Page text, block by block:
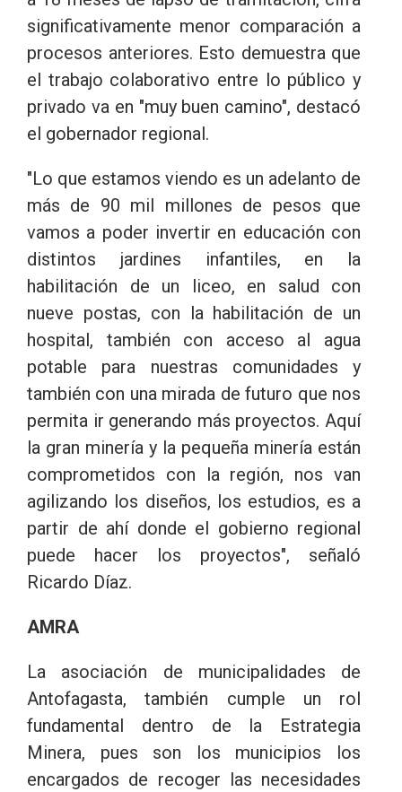
significativamente menor comparación a
procesos anteriores. Esto demuestra que
el trabajo colaborativo entre lo público y
privado va en "muy buen camino", destacó
el gobernador regional.
"Lo que estamos viendo es un adelanto de
más de 90 mil millones de pesos que
vamos a poder invertir en educación con
distintos jardines infantiles, en la
habilitación de un liceo, en salud con
nueve postas, con la habilitación de un
hospital, también con acceso al agua
potable para nuestras comunidades y
también con una mirada de futuro que nos
permita ir generando más proyectos. Aquí
la gran minería y la pequeña minería están
comprometidos con la región, nos van
agilizando los diseños, los estudios, es a
partir de ahí donde el gobierno regional
puede hacer los proyectos", señaló
Ricardo Díaz.
AMRA
La asociación de municipalidades de
Antofagasta, también cumple un rol
fundamental dentro de la Estrategia
Minera, pues son los municipios los
encargados de recoger las necesidades